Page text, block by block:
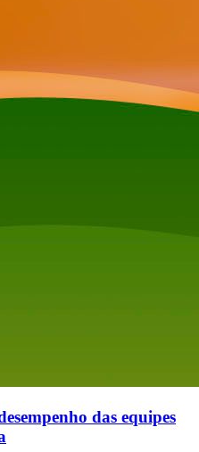
das equipes